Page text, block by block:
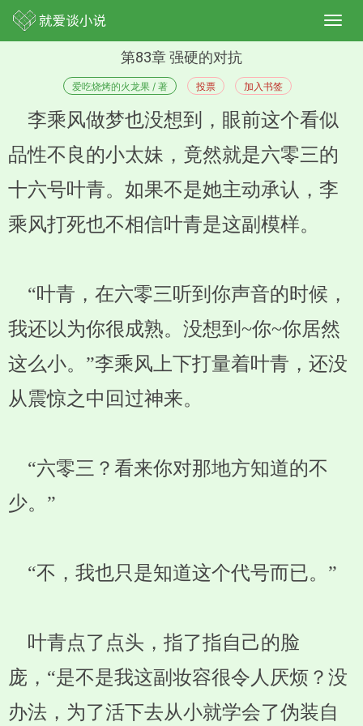
第83章 强硬的对抗
爱吃烧烤的火龙果 / 著 投票 加入书签
李乘风做梦也没想到，眼前这个看似
品性不良的小太妹，竟然就是六零三的
十六号叶青。如果不是她主动承认，李
乘风打死也不相信叶青是这副模样。
“叶青，在六零三听到你声音的时候，
我还以为你很成熟。没想到~你~你居然
这么小。”李乘风上下打量着叶青，还没
从震惊之中回过神来。
“六零三？看来你对那地方知道的不
少。”
“不，我也只是知道这个代号而已。”
叶青点了点头，指了指自己的脸
庞，“是不是我这副妆容很令人厌烦？没
办法，为了活下去从小就学会了伪装自